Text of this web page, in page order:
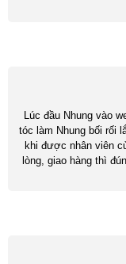
Lúc đầu Nhung vào
tóc làm Nhung bối rối
khi được nhân viên
lòng, giao hàng thì